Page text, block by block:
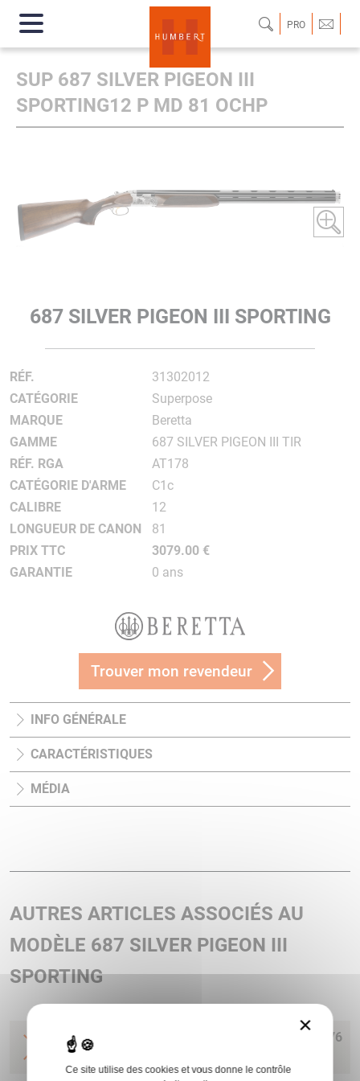
PRO
SUP 687 SILVER PIGEON III
SPORTING12 P MD 81 OCHP
687 SILVER PIGEON III SPORTING
RÉF.
31302012
CATÉGORIE
Superpose
MARQUE
Beretta
GAMME
687 SILVER PIGEON III TIR
RÉF. RGA
AT178
CATÉGORIE D'ARME
C1c
CALIBRE
12
LONGUEUR DE CANON
81
PRIX TTC
3079.00 €
GARANTIE
0 ans
Trouver mon revendeur
INFO GÉNÉRALE
CARACTÉRISTIQUES
MÉDIA
AUTRES ARTICLES ASSOCIÉS AU
MODÈLE 687 SILVER PIGEON III
SPORTING
SUP 687 SILVER PIGEON III SPORTING12 P MD 76
OCHP
×
Ce site utilise des cookies et vous donne le contrôle